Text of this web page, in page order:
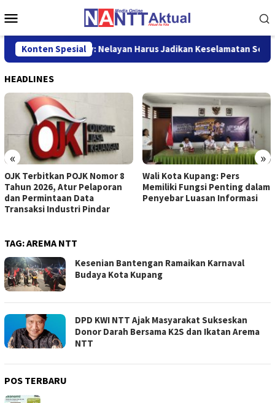
ke
Mobile
Konten Spesial
Sekda Jeffry: Nelayan Harus Jadikan Keselamatan Sebagai
HEADLINES
« »
OJK Terbitkan POJK Nomor 8
Tahun 2026, Atur Pelaporan
dan Permintaan Data
Transaksi Industri Pindar
Wali Kota Kupang: Pers
Memiliki Fungsi Penting dalam
Penyebar Luasan Informasi
TAG:AREMA NTT
Kesenian Bantengan Ramaikan Karnaval
Budaya Kota Kupang
DPD KWI NTT Ajak Masyarakat Sukseskan
Donor Darah Bersama K2S dan Ikatan Arema
NTT
POS TERBARU